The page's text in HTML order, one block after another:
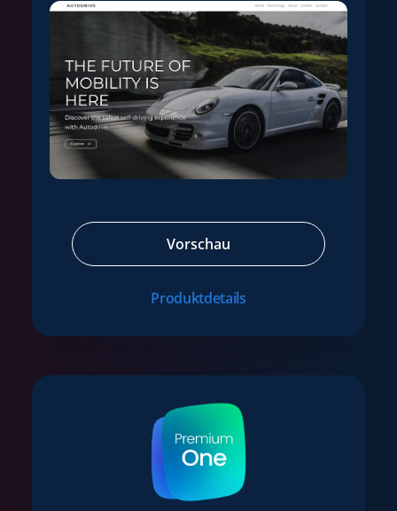
Vorschau
Produktdetails